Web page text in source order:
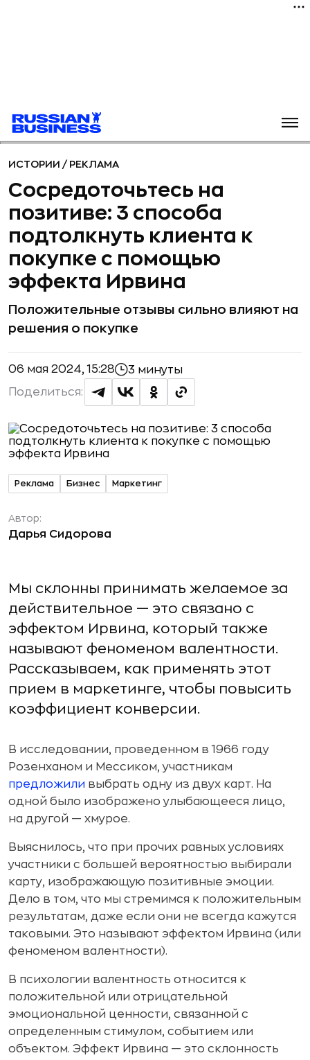
ИСТОРИИ / РЕКЛАМА
Сосредоточьтесь на
позитиве: 3 способа
подтолкнуть клиента к
покупке с помощью
эффекта Ирвина
Положительные отзывы сильно влияют на
решения о покупке
06 мая 2024, 15:28 3 минуты
Поделиться:
Реклама Бизнес Маркетинг
Автор:
Дарья Сидорова
Мы склонны принимать желаемое за
действительное — это связано с
эффектом Ирвина, который также
называют феноменом валентности.
Рассказываем, как применять этот
прием в маркетинге, чтобы повысить
коэффициент конверсии.
В исследовании, проведенном в 1966 году
Розенханом и Мессиком, участникам
предложили выбрать одну из двух карт. На
одной было изображено улыбающееся лицо,
на другой — хмурое.
Выяснилось, что при прочих равных условиях
участники с большей вероятностью выбирали
карту, изображающую позитивные эмоции.
Дело в том, что мы стремимся к положительным
результатам, даже если они не всегда кажутся
таковыми. Это называют эффектом Ирвина (или
феноменом валентности).
В психологии валентность относится к
положительной или отрицательной
эмоциональной ценности, связанной с
определенным стимулом, событием или
объектом. Эффект Ирвина — это склонность